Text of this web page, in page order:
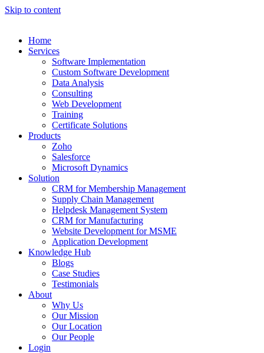
Skip to content
Home
Services
Software Implementation
Custom Software Development
Data Analysis
Consulting
Web Development
Training
Certificate Solutions
Products
Zoho
Salesforce
Microsoft Dynamics
Solution
CRM for Membership Management
Supply Chain Management
Helpdesk Management System
CRM for Manufacturing
Website Development for MSME
Application Development
Knowledge Hub
Blogs
Case Studies
Testimonials
About
Why Us
Our Mission
Our Location
Our People
Login